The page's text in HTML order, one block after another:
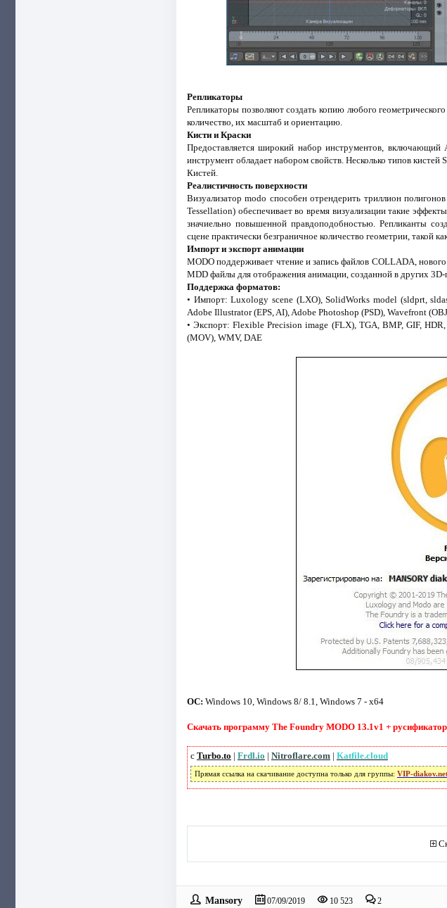
Репликаторы
Репликаторы позволяют создать копию любого
количество, их масштаб и ориентацию.
Кисти и Краски
Предоставляется широкий набор инструментов,
инструмент обладает набором свойств. Несколько типов
Кистей.
Реалистичность поверхности
Визуализатор modo способен отрендерить триллион
Tessellation) обеспечивает во время визуализации такие
значиельно повышенной правдоподобностью. Репликанты
сцене практически безграничное количество геометрии, такой
Импорт и экспорт анимации
MODO поддерживает чтение и запись файлов COLLADA,
MDD файлы для отображения анимации, созданной в других 3D-
Поддержка форматов:
• Импорт: Luxology scene (LXO), SolidWorks model (sldprt,
Adobe Illustrator (EPS, AI), Adobe Photoshop (PSD), Wavefront
• Экспорт: Flexible Precision image (FLX), TGA, BMP, GIF,
(MOV), WMV, DAE
ОС: Windows 10, Windows 8/ 8.1, Windows 7 - x64
Скачать программу The Foundry MODO 13.1v1 +
с Turbo.to | Frdl.io | Nitroflare.com | Katfile.cloud
Прямая ссылка на скачивание доступна только для группы: VIP-
Mansory 07/09/2019 10 523 2